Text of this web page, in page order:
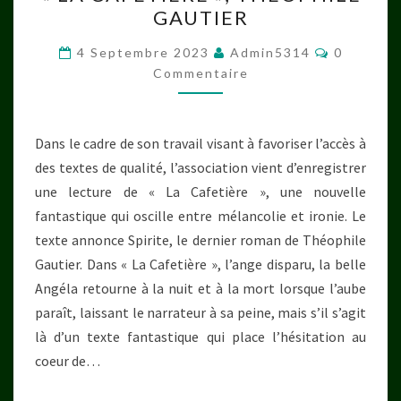
THÉOPHILE
GAUTIER
GAUTIER
4 Septembre 2023 Admin5314
0
Commentaire
Dans le cadre de son travail visant à favoriser l’accès à
des textes de qualité, l’association vient d’enregistrer
une lecture de « La Cafetière », une nouvelle
fantastique qui oscille entre mélancolie et ironie. Le
texte annonce Spirite, le dernier roman de Théophile
Gautier. Dans « La Cafetière », l’ange disparu, la belle
Angéla retourne à la nuit et à la mort lorsque l’aube
paraît, laissant le narrateur à sa peine, mais s’il s’agit
là d’un texte fantastique qui place l’hésitation au
coeur de…